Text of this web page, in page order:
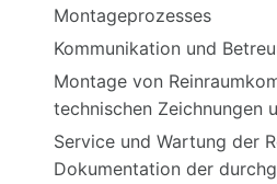
Montageprozesses
Kommunikation und
Montage von
technischen Zeichnungen
Service und Wartung der
Dokumentation der